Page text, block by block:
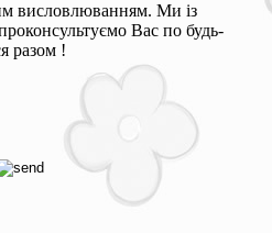
висловлюванням. Ми із
Вас по будь-
разом !